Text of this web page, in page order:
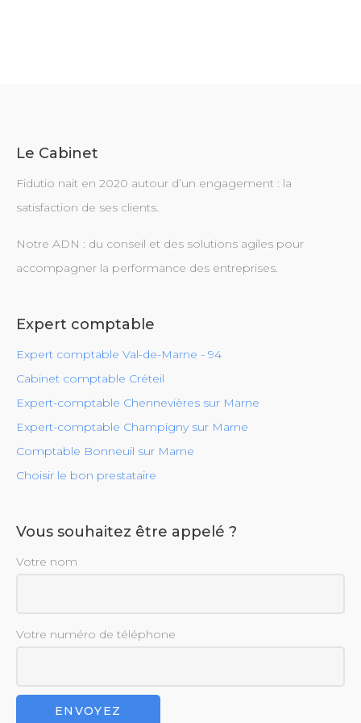
Le Cabinet
Fidutio nait en 2020 autour d’un engagement : la
satisfaction de ses clients.
Notre ADN : du conseil et des solutions agiles pour
accompagner la performance des entreprises.
Expert comptable
Expert comptable Val-de-Marne - 94
Cabinet comptable Créteil
Expert-comptable Chennevières sur Marne
Expert-comptable Champigny sur Marne
Comptable Bonneuil sur Marne
Choisir le bon prestataire
Vous souhaitez être appelé ?
Votre nom
Votre numéro de téléphone